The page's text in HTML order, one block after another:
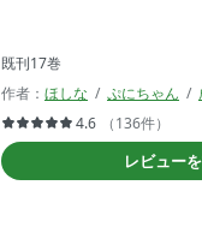
既刊17巻
作者： ほしな ぷにちゃん
4.6
（136件）
レビュー